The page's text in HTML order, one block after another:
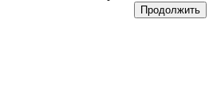
Продолжить